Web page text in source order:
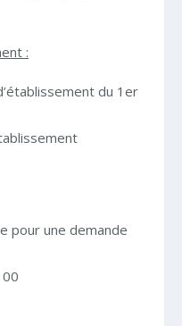
:
du 1er
pour une demande